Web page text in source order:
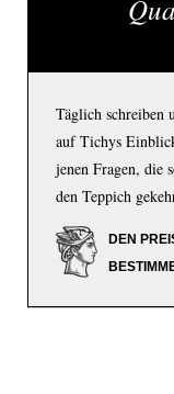
Täglich schreiben
auf Tichys
jenen Fragen, die
den Teppich
DEN